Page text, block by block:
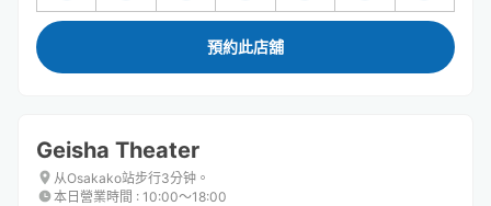
預約此店舖
Geisha Theater
从Osakako站步行3分钟。
本日營業時間 : 10:00〜18:00